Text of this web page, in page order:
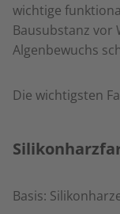
wichtige
Bausubstanz vor
Algenbewuchs
Die wichtigsten
Basis: